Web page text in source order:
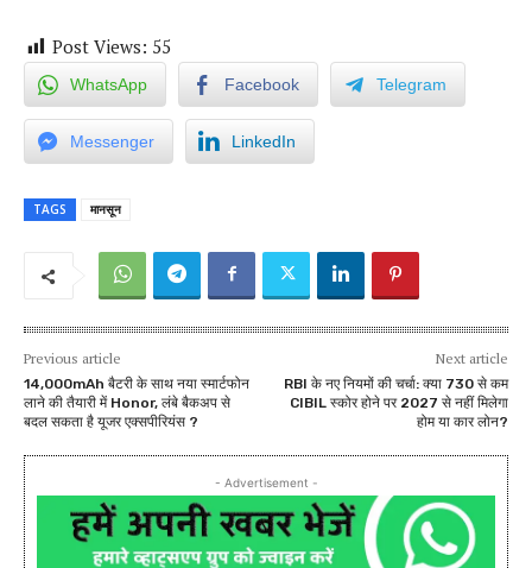
Post Views: 55
WhatsApp Facebook Telegram
Messenger LinkedIn
TAGS मानसून
Previous article
14,000mAh बैटरी के साथ नया स्मार्टफोन
लाने की तैयारी में Honor, लंबे बैकअप से
बदल सकता है यूजर एक्सपीरियंस ?
Next article
RBI के नए नियमों की चर्चा: क्या 730 से कम
CIBIL स्कोर होने पर 2027 से नहीं मिलेगा
होम या कार लोन?
- Advertisement -